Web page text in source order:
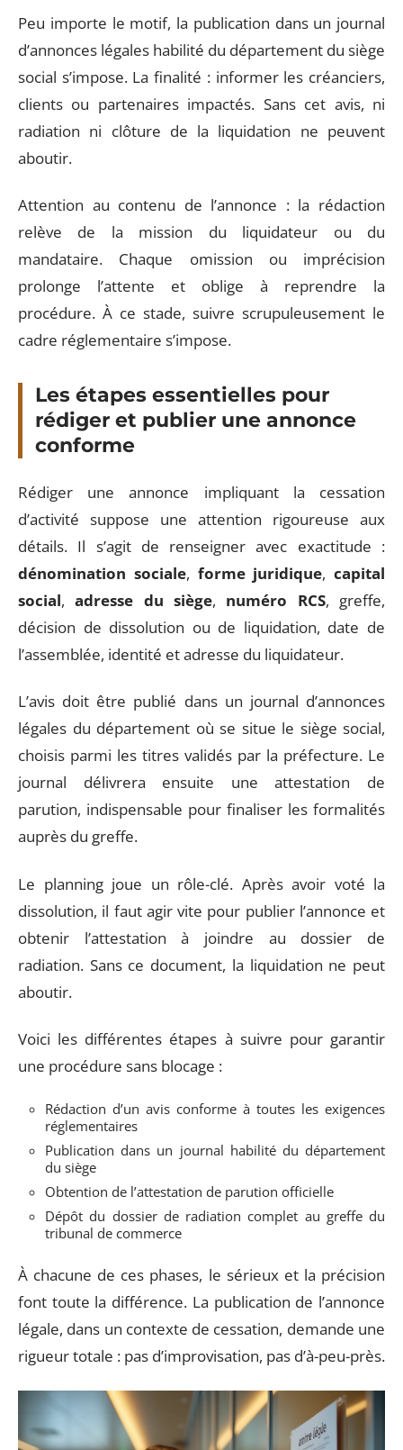
Peu importe le motif, la publication dans un journal
d’annonces légales habilité du département du siège
social s’impose. La finalité : informer les créanciers,
clients ou partenaires impactés. Sans cet avis, ni
radiation ni clôture de la liquidation ne peuvent
aboutir.
Attention au contenu de l’annonce : la rédaction
relève de la mission du liquidateur ou du
mandataire. Chaque omission ou imprécision
prolonge l’attente et oblige à reprendre la
procédure. À ce stade, suivre scrupuleusement le
cadre réglementaire s’impose.
Les étapes essentielles pour
rédiger et publier une annonce
conforme
Rédiger une annonce impliquant la cessation
d’activité suppose une attention rigoureuse aux
détails. Il s’agit de renseigner avec exactitude :
dénomination sociale, forme juridique, capital
social,adresse du siège, numéro RCS, greffe,
décision de dissolution ou de liquidation, date de
l’assemblée, identité et adresse du liquidateur.
L’avis doit être publié dans un journal d’annonces
légales du département où se situe le siège social,
choisis parmi les titres validés par la préfecture. Le
journal délivrera ensuite une attestation de
parution, indispensable pour finaliser les formalités
auprès du greffe.
Le planning joue un rôle-clé. Après avoir voté la
dissolution, il faut agir vite pour publier l’annonce et
obtenir l’attestation à joindre au dossier de
radiation. Sans ce document, la liquidation ne peut
aboutir.
Voici les différentes étapes à suivre pour garantir
une procédure sans blocage :
Rédaction d’un avis conforme à toutes les exigences
réglementaires
Publication dans un journal habilité du département
du siège
Obtention de l’attestation de parution officielle
Dépôt du dossier de radiation complet au greffe du
tribunal de commerce
À chacune de ces phases, le sérieux et la précision
font toute la différence. La publication de l’annonce
légale, dans un contexte de cessation, demande une
rigueur totale : pas d’improvisation, pas d’à-peu-près.